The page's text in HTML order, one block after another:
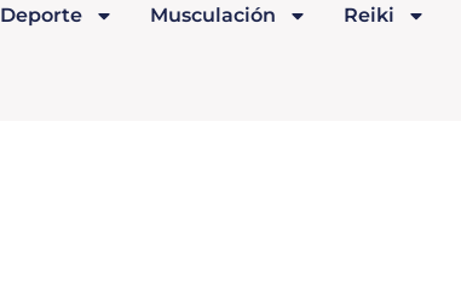
Deporte Musculación Reiki